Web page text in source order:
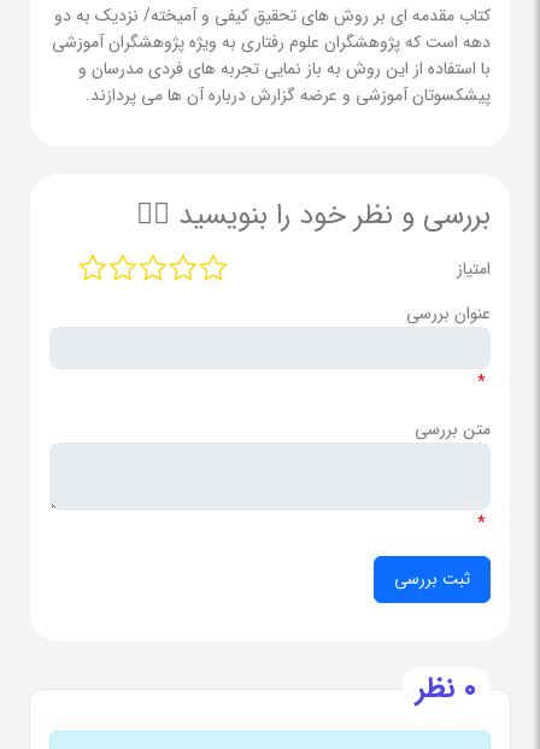
کتاب مقدمه ای بر روش های تحقیق کیفی و آمیخته/ نزدیک به دو
دهه است که پژوهشگران علوم رفتاری به ویژه پژوهشگران آموزشی
با استفاده از این روش به باز نمایی تجربه های فردی مدرسان و
پیشکسوتان آموزشی و عرضه گزارش درباره آن ها می پردازند.
بررسی و نظر خود را بنویسید ✍🏻
امتیاز
عنوان بررسی
*
متن بررسی
*
0 نظر